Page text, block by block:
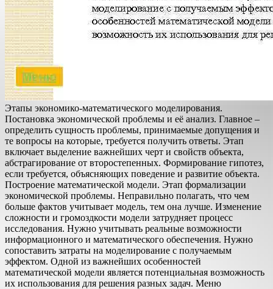
Этапы экономико-математического моделирования.
Постановка экономической проблемы и её анализ. Главное –
определить сущность проблемы, принимаемые допущения и
те вопросы на которые, требуется получить ответы. Этап
включает выделение важнейших черт и свойств объекта,
абстрагирование от второстепенных. Формирование гипотез,
если требуется, объясняющих поведение и развитие объекта.
Построение математической модели. Этап формализации
экономической проблемы. Неправильно полагать, что чем
больше фактов учитывает модель, тем она лучше. Изменение
сложности и громоздкости модели затрудняет процесс
исследования. Нужно учитывать реальные возможности
информационного и математического обеспечения. Нужно
сопоставить затраты на моделирование с получаемым
эффектом. Одной из важнейших особенностей
математической модели является потенциальная возможность
их использования для решения разных задач. Меню